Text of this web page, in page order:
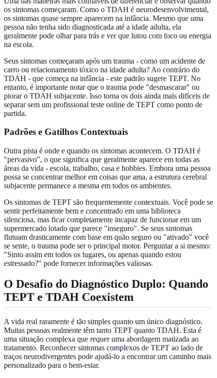
os sintomas começaram. Como o TDAH é neurodesenvolvimental,
os sintomas quase sempre aparecem na infância. Mesmo que uma
pessoa não tenha sido diagnosticada até a idade adulta, ela
geralmente pode olhar para trás e ver que lutou com foco ou energia
na escola.
Seus sintomas começaram após um trauma - como um acidente de
carro ou relacionamento tóxico na idade adulta? Ao contrário do
TDAH - que começa na infância - este padrão sugere TEPT. No
entanto, é importante notar que o trauma pode "desmascarar" ou
piorar o TDAH subjacente. Isso torna os dois ainda mais difíceis de
separar sem um profissional teste online de TEPT como ponto de
partida.
Padrões e Gatilhos Contextuais
Outra pista é onde e quando os sintomas acontecem. O TDAH é
"pervasivo", o que significa que geralmente aparece em todas as
áreas da vida - escola, trabalho, casa e hobbies. Embora uma pessoa
possa se concentrar melhor em coisas que ama, a estrutura cerebral
subjacente permanece a mesma em todos os ambientes.
Os sintomas de TEPT são frequentemente contextuais. Você pode se
sentir perfeitamente bem e concentrado em uma biblioteca
silenciosa, mas ficar completamente incapaz de funcionar em um
supermercado lotado que parece "inseguro". Se seus sintomas
flutuam drasticamente com base em quão seguro ou "ativado" você
se sente, o trauma pode ser o principal motor. Perguntar a si mesmo:
"Sinto assim em todos os lugares, ou apenas quando estou
estressado?" pode fornecer informações valiosas.
O Desafio do Diagnóstico Duplo: Quando
TEPT e TDAH Coexistem
A vida real raramente é tão simples quanto um único diagnóstico.
Muitas pessoas realmente têm tanto TEPT quanto TDAH. Esta é
uma situação complexa que requer uma abordagem matizada ao
tratamento. Reconhecersintomas complexos de TEPT ao lado de
traços neurodivergentes pode ajudá-lo a encontrar um caminho mais
personalizado para o bem-estar.